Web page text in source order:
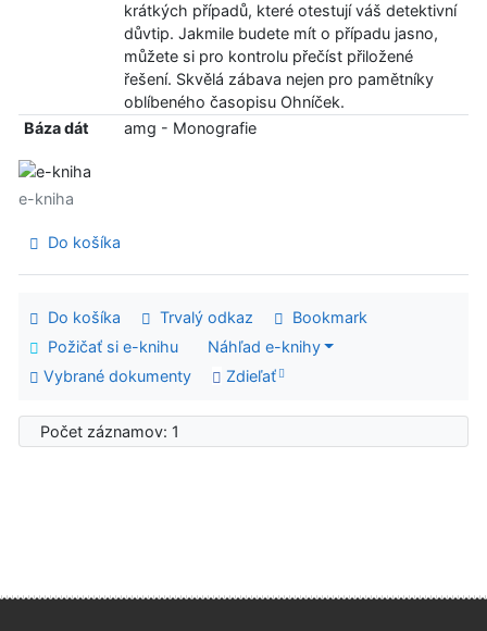
krátkých případů, které otestují váš detektivní
důvtip. Jakmile budete mít o případu jasno,
můžete si pro kontrolu přečíst přiložené
řešení. Skvělá zábava nejen pro pamětníky
oblíbeného časopisu Ohníček.
Báza dát
amg - Monografie
e-kniha
Do košíka
Do košíka Trvalý odkaz
Bookmark
Požičať si e-knihu
Náhľad e-knihy
Vybrané dokumenty
Zdieľať
Počet záznamov: 1